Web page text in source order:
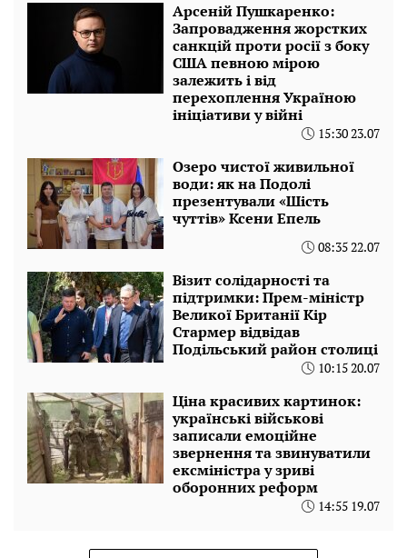
Арсеній Пушкаренко:
Запровадження жорстких
санкцій проти росії з боку
США певною мірою
залежить і від
перехоплення Україною
ініціативи у війні
15:30 23.07
Озеро чистої живильної
води: як на Подолі
презентували «Шість
чуттів» Ксени Епель
08:35 22.07
Візит солідарності та
підтримки: Прем-міністр
Великої Британії Кір
Стармер відвідав
Подільський район столиці
10:15 20.07
Ціна красивих картинок:
українські військові
записали емоційне
звернення та звинуватили
ексміністра у зриві
оборонних реформ
14:55 19.07